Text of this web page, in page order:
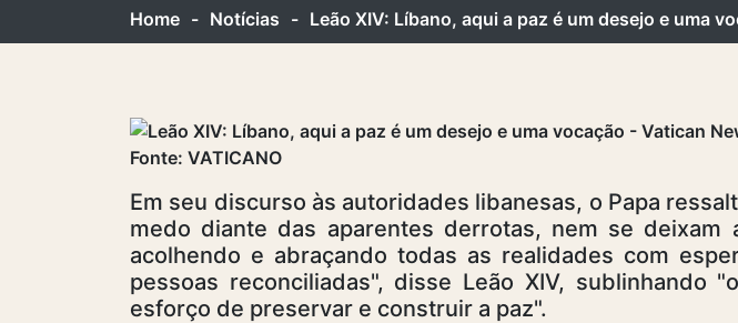
Home - Notícias - Leão XIV: Líbano, aqui a paz é um desejo e uma
Fonte: VATICANO
Em seu discurso às autoridades libanesas, o Papa
medo diante das aparentes derrotas, nem se
acolhendo e abraçando todas as realidades com
pessoas reconciliadas", disse Leão XIV, sublinhando
esforço de preservar e construir a paz".